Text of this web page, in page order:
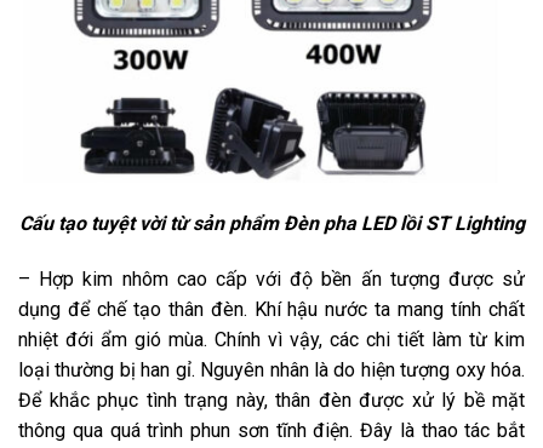
Cấu tạo tuyệt vời từ sản phẩm Đèn pha LED lồi ST Lighting
– Hợp kim nhôm cao cấp với độ bền ấn tượng được sử
dụng để chế tạo thân đèn. Khí hậu nước ta mang tính chất
nhiệt đới ẩm gió mùa. Chính vì vậy, các chi tiết làm từ kim
loại thường bị han gỉ. Nguyên nhân là do hiện tượng oxy hóa.
Để khắc phục tình trạng này, thân đèn được xử lý bề mặt
thông qua quá trình phun sơn tĩnh điện. Đây là thao tác bắt